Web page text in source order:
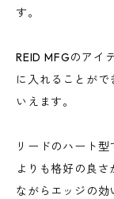
す。
REID MFGのアイ
に入れることが
いえます。
リードのハート
よりも格好の良
ながらエッジの効